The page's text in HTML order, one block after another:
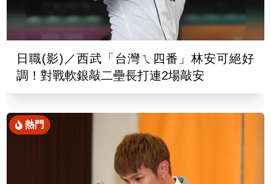
日職(影)／西武「台灣ㄟ四番」林安可絕好
調！對戰軟銀敲二壘長打連2場敲安
熱門